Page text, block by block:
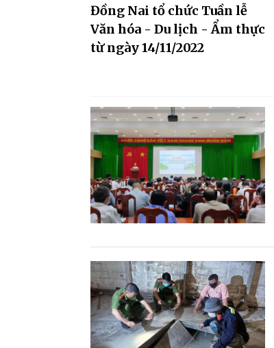
Đồng Nai tổ chức Tuần lễ
Văn hóa - Du lịch - Ẩm thực
từ ngày 14/11/2022